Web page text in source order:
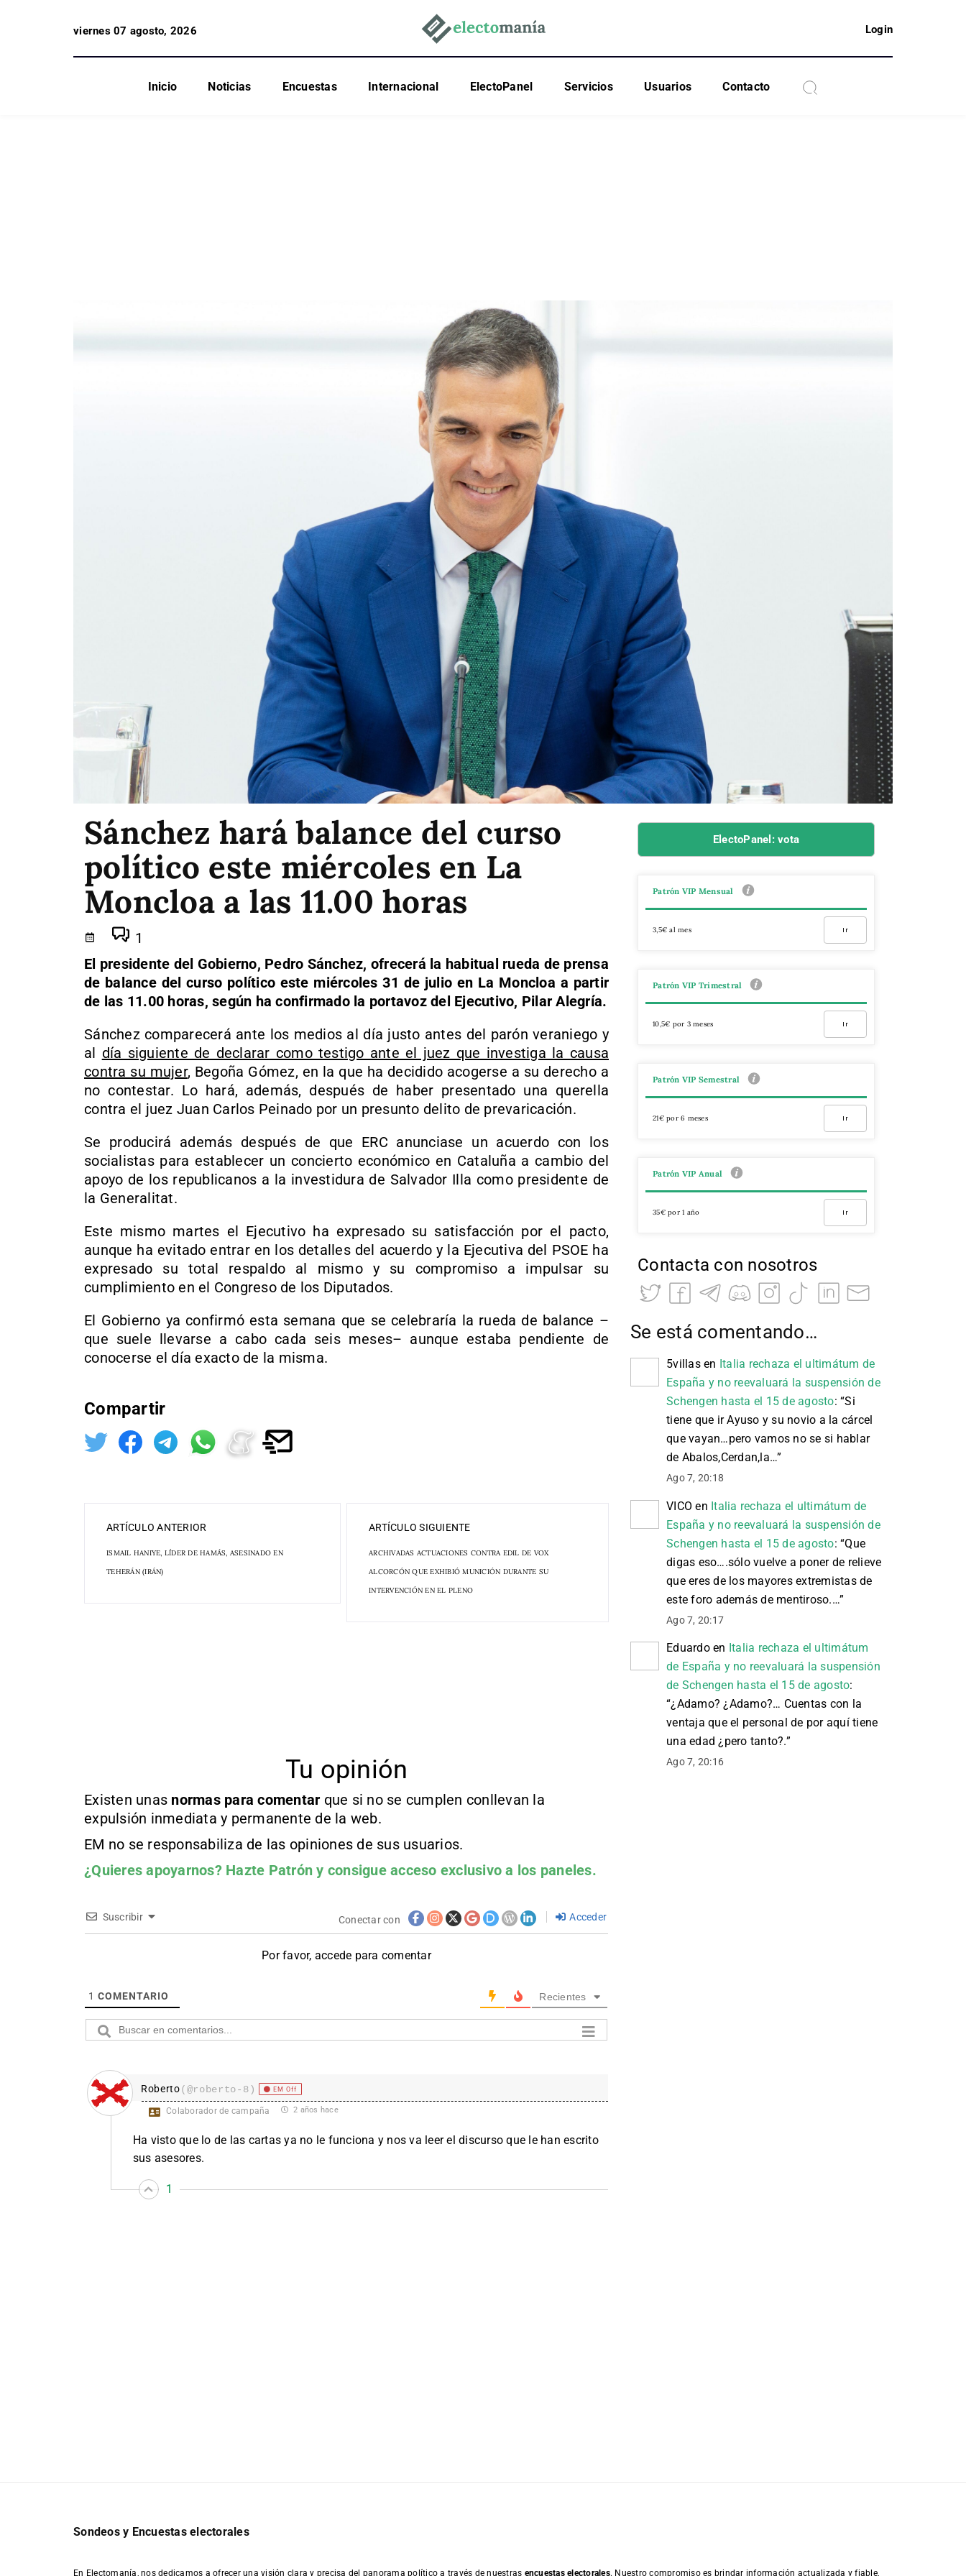
viernes 07 agosto, 2026 Login
Inicio Noticias Encuestas Internacional ElectoPanel Servicios Usuarios Contacto
Sánchez hará balance del curso
político este miércoles en La
Moncloa a las 11.00 horas
1
El presidente del Gobierno, Pedro Sánchez, ofrecerá la habitual rueda de prensa
de balance del curso político este miércoles 31 de julio en La Moncloa a partir
de las 11.00 horas, según ha confirmado la portavoz del Ejecutivo, Pilar Alegría.
Sánchez comparecerá ante los medios al día justo antes del parón veraniego y
al día siguiente de declarar como testigo ante el juez que investiga la causa
contra su mujer, Begoña Gómez, en la que ha decidido acogerse a su derecho a
no contestar. Lo hará, además, después de haber presentado una querella
contra el juez Juan Carlos Peinado por un presunto delito de prevaricación.
Se producirá además después de que ERC anunciase un acuerdo con los
socialistas para establecer un concierto económico en Cataluña a cambio del
apoyo de los republicanos a la investidura de Salvador Illa como presidente de
la Generalitat.
Este mismo martes el Ejecutivo ha expresado su satisfacción por el pacto,
aunque ha evitado entrar en los detalles del acuerdo y la Ejecutiva del PSOE ha
expresado su total respaldo al mismo y su compromiso a impulsar su
cumplimiento en el Congreso de los Diputados.
El Gobierno ya confirmó esta semana que se celebraría la rueda de balance –
que suele llevarse a cabo cada seis meses– aunque estaba pendiente de
conocerse el día exacto de la misma.
Compartir
ARTÍCULO ANTERIOR
ISMAIL HANIYE, LÍDER DE HAMÁS, ASESINADO EN
TEHERÁN (IRÁN)
ARTÍCULO SIGUIENTE
ARCHIVADAS ACTUACIONES CONTRA EDIL DE VOX
ALCORCÓN QUE EXHIBIÓ MUNICIÓN DURANTE SU
INTERVENCIÓN EN EL PLENO
Tu opinión
Existen unas normas para comentar que si no se cumplen conllevan la
expulsión inmediata y permanente de la web.
EM no se responsabiliza de las opiniones de sus usuarios.
¿Quieres apoyarnos? Hazte Patrón y consigue acceso exclusivo a los paneles.
Suscribir Conectar con Acceder
Por favor, accede para comentar
1 COMENTARIO Recientes
Roberto(@roberto-8) EM Off
Colaborador de campaña 2 años hace
Ha visto que lo de las cartas ya no le funciona y nos va leer el discurso que le han escrito
sus asesores.
1
ElectoPanel: vota
Patrón VIP Mensual
3,5€ al mes Ir
Patrón VIP Trimestral
10,5€ por 3 meses Ir
Patrón VIP Semestral
21€ por 6 meses Ir
Patrón VIP Anual
35€ por 1 año Ir
Contacta con nosotros
Se está comentando…
5villasen Italia rechaza el ultimátum de
España y no reevaluará la suspensión de
Schengen hasta el 15 de agosto: “Si
tiene que ir Ayuso y su novio a la cárcel
que vayan…pero vamos no se si hablar
de Abalos,Cerdan,la…”
Ago 7, 20:18
VICO en Italia rechaza el ultimátum de
España y no reevaluará la suspensión de
Schengen hasta el 15 de agosto: “Que
digas eso….sólo vuelve a poner de relieve
que eres de los mayores extremistas de
este foro además de mentiroso.…”
Ago 7, 20:17
Eduardoen Italia rechaza el ultimátum
de España y no reevaluará la suspensión
de Schengen hasta el 15 de agosto:
“¿Adamo? ¿Adamo?… Cuentas con la
ventaja que el personal de por aquí tiene
una edad ¿pero tanto?.”
Ago 7, 20:16
Sondeos y Encuestas electorales
En Electomanía, nos dedicamos a ofrecer una visión clara y precisa del panorama político a través de nuestras encuestas electorales. Nuestro compromiso es brindar información actualizada y fiable,